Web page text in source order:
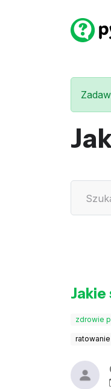
zdrowie